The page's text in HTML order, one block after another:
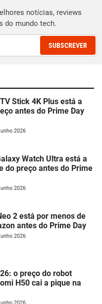
notícias, reviews
do mundo tech.
SUBSCREVER
Stick 4K Plus está a
antes do Prime Day
2026
Watch Ultra está a
do preço antes do Prime
2026
2 está por menos de
antes do Prime Day
2026
o preço do robot
H50 cai a pique na